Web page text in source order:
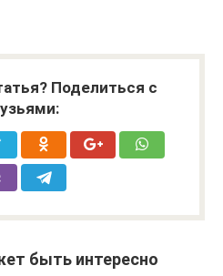
Поделиться с
быть интересно